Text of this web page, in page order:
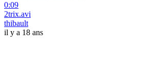
0:09
2trix.avi
thibault
il y a 18 ans